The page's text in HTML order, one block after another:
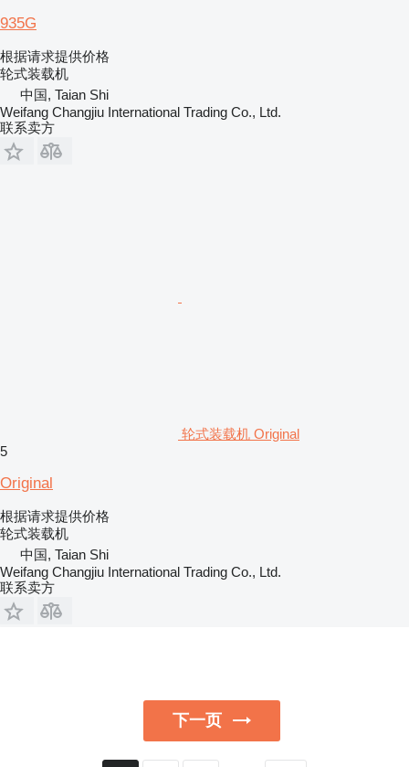
935G
根据请求提供价格
轮式装载机
中国, Taian Shi
Weifang Changjiu International Trading Co., Ltd.
联系卖方
轮式装载机 Original
5
Original
根据请求提供价格
轮式装载机
中国, Taian Shi
Weifang Changjiu International Trading Co., Ltd.
联系卖方
下一页